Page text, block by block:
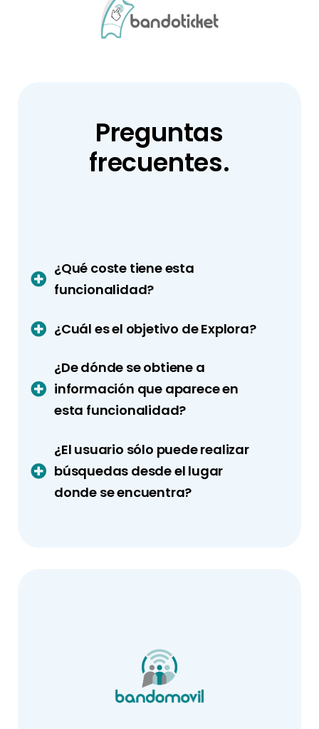
Preguntas
frecuentes.
¿Qué coste tiene esta
funcionalidad?
¿Cuál es el objetivo de Explora?
¿De dónde se obtiene a
información que aparece en
esta funcionalidad?
¿El usuario sólo puede realizar
búsquedas desde el lugar
donde se encuentra?